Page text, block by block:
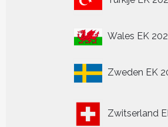
Wales EK
Zweden EK
Zwitserland